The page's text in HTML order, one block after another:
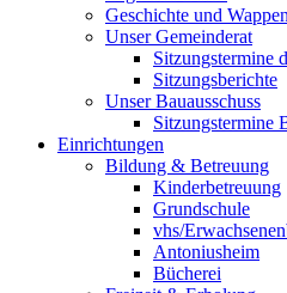
Geschichte und Wappen
Unser Gemeinderat
Sitzungstermine
Sitzungsberichte
Unser Bauausschuss
Sitzungstermine
Einrichtungen
Bildung & Betreuung
Kinderbetreuung
Grundschule
vhs/
Antoniusheim
Bücherei